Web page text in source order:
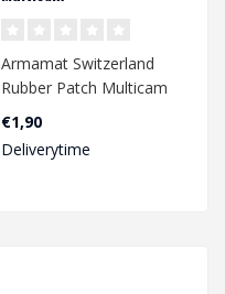
Armamat Switzerland
Rubber Patch Multicam
€1,90
Deliverytime